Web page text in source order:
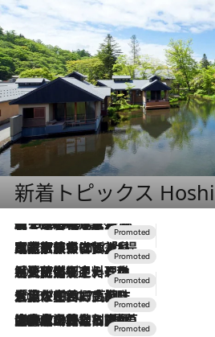
新着トピックス
2026.8.7
【トンボの足水浴】ヒノキの香りに包まれて涼感マックス！約13℃の湧水かけ流しを避暑地「星野温泉 トンボの湯」で体験
2026.7.31
【ホテル帰省】という選択肢をOMOが提案。家族とほどよい距離を保つには「昼は実家、夜は気兼ねなくホテルで！」
2026.7.24
【夏限定ディナーコース】旬を迎える稚鮎や花ズッキーニなどをイタリア・トスカーナの郷土料理の手法で満喫！
2026.7.17
「土佐和ハーブかき氷」がOMO7高知に登場！生姜、山椒、大葉など目にも舌にも涼を呼ぶ郷土の味
2026.7.10
NEW OPEN！【界 草津】名湯の地に誕生。趣の異なる2種の温泉と上州ならではの会席・蕎麦割烹など美食を味わう究極の癒やし旅